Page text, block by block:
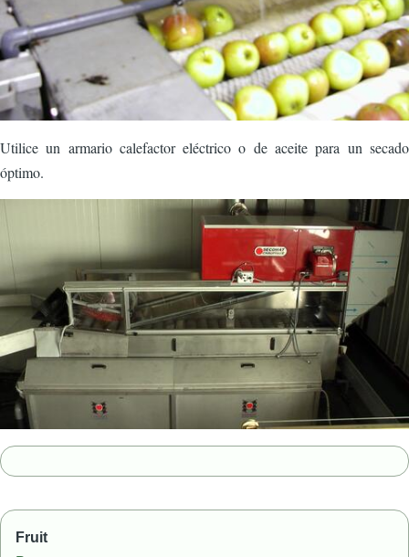
Utilice un armario calefactor eléctrico o de aceite para un secado
óptimo.
Fruit